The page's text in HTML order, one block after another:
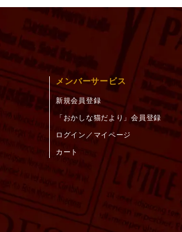
メンバーサービス
新規会員登録
「おかしな猫だより」会員登録
ログイン／マイページ
カート